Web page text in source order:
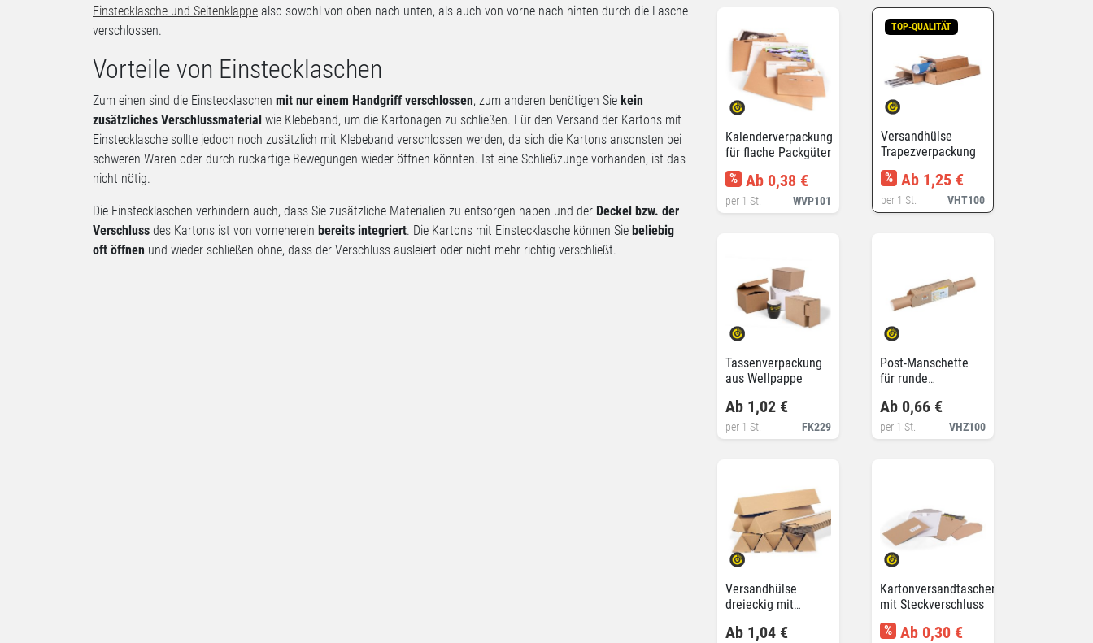
Einstecklasche und Seitenklappe also sowohl von oben nach unten, als auch von vorne nach hinten durch die Lasche
verschlossen.
Vorteile von Einstecklaschen
Zum einen sind die Einstecklaschen mit nur einem Handgriff verschlossen, zum anderen benötigen Sie kein
zusätzliches Verschlussmaterial wie Klebeband, um die Kartonagen zu schließen. Für den Versand der Kartons mit
Einstecklasche sollte jedoch noch zusätzlich mit Klebeband verschlossen werden, da sich die Kartons ansonsten bei
schweren Waren oder durch ruckartige Bewegungen wieder öffnen könnten. Ist eine Schließzunge vorhanden, ist das
nicht nötig.
Die Einstecklaschen verhindern auch, dass Sie zusätzliche Materialien zu entsorgen haben und der Deckel bzw. der
Verschluss des Kartons ist von vorneherein bereits integriert. Die Kartons mit Einstecklasche können Sie beliebig
oft öffnen und wieder schließen ohne, dass der Verschluss ausleiert oder nicht mehr richtig verschließt.
Kalenderverpackung
für flache Packgüter
WVP101
% Ab 0,38 €
per 1 St.
TOP-QUALITÄT
Versandhülse
Trapezverpackung
VHT100
% Ab 1,25 €
per 1 St.
Tassenverpackung
aus Wellpappe
FK229
Ab 1,02 €
per 1 St.
Post-Manschette
für runde
VHZ100
Ab 0,66 €
per 1 St.
Versandhülse
dreieckig mit
Ab 1,04 €
Kartonversandtaschen
mit Steckverschluss
% Ab 0,30 €